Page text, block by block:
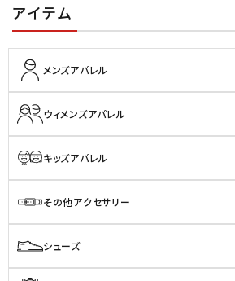
アイテム
メンズアパレル
ウィメンズアパレル
キッズアパレル
その他アクセサリー
シューズ